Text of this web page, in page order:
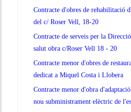
Contracte d'obres de rehabilitació
del c/ Roser Vell, 18-20
Contracte de serveis per la
salut obra c/Roser Vell 18 - 20
Contracte menor d'obres de
dedicat a Miquel Costa i Llobera
Contracte menor d'obra
nou subministrament elèctric de